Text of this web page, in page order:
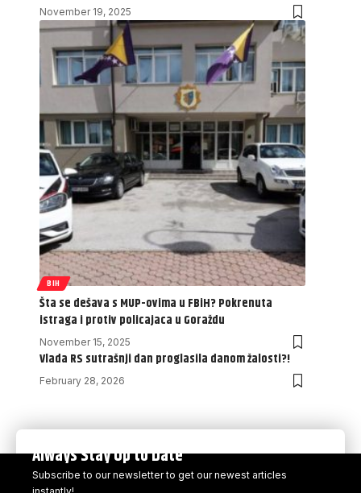
November 19, 2025
BIH
Šta se dešava s MUP-ovima u FBiH? Pokrenuta
istraga i protiv policajaca u Goraždu
November 15, 2025
Vlada RS sutrašnji dan proglasila danom žalosti?!
February 28, 2026
Always Stay Up to Date
Subscribe to our newsletter to get our newest articles
instantly!